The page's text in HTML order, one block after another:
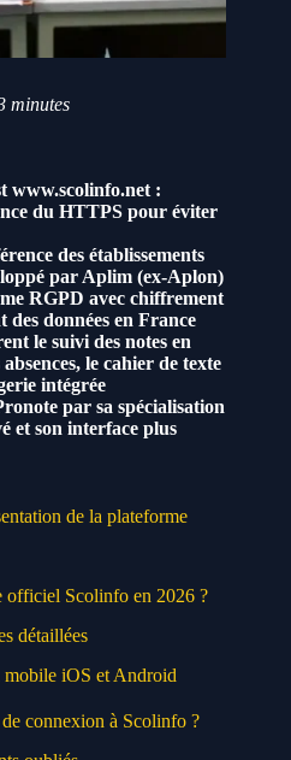
minutes
www.scolinfo.net :
du HTTPS pour éviter
des établissements
par Aplim (ex-Aplon)
RGPD avec chiffrement
des données en France
le suivi des notes en
le cahier de texte
intégrée
par sa spécialisation
et son interface plus
de la plateforme
officiel Scolinfo en 2026 ?
détaillées
iOS et Android
connexion à Scolinfo ?